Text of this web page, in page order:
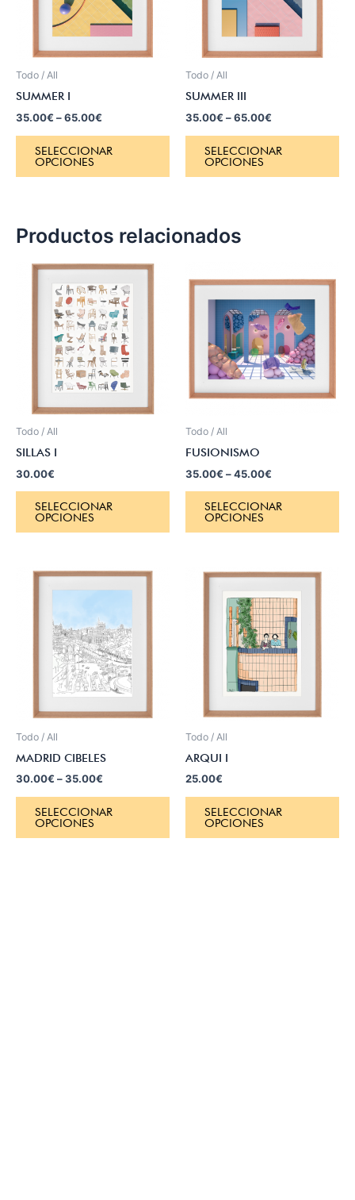
Todo / All
SUMMER I
35.00€ –65.00€
SELECCIONAR
OPCIONES
Todo / All
SUMMER III
35.00€ –65.00€
SELECCIONAR
OPCIONES
Productos relacionados
Todo / All
SILLAS I
30.00€
SELECCIONAR
OPCIONES
Todo / All
FUSIONISMO
35.00€ –45.00€
SELECCIONAR
OPCIONES
Todo / All
MADRID CIBELES
30.00€ –35.00€
SELECCIONAR
OPCIONES
Todo / All
ARQUI I
25.00€
SELECCIONAR
OPCIONES